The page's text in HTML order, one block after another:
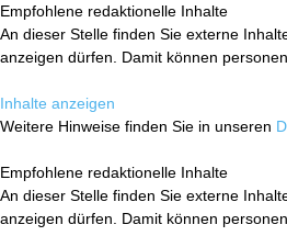
Empfohlene redaktionelle Inhalte
An dieser Stelle finden Sie externe
anzeigen dürfen. Damit können
Inhalte anzeigen
Weitere Hinweise finden Sie in unseren
Empfohlene redaktionelle Inhalte
An dieser Stelle finden Sie externe
anzeigen dürfen. Damit können